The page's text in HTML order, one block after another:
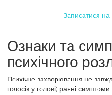
Записатися на
Ознаки та
психічного
Психічне захворювання не
голосів у голові; ранні